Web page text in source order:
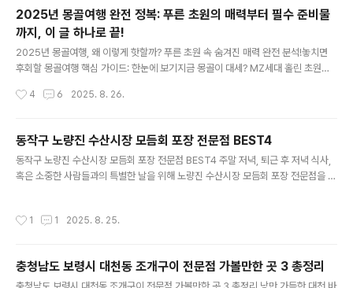
번에 소개해 드릴 곳은 단순히 눈에 띄는 유명세나 접근성만을 기준으로 삼지 않았습
니다. 실제 방문객들의 솔직..
2025년 몽골여행 완전 정복: 푸른 초원의 매력부터 필수 준비물
까지, 이 글 하나로 끝!
2025년 몽골여행, 왜 이렇게 핫할까? 푸른 초원 속 숨겨진 매력 완전 분석!놓치면
후회할 몽골여행 핵심 가이드: 한눈에 보기지금 몽골이 대세? MZ세대 홀린 초원의
핵심 여행 트렌드 파헤치기몽골 여행, 매력과 주의사항을 한눈에 비교 분석!전문가와
여행지 넘어 새로운 가능성을 품다지금 몽골이 대세? MZ세대 홀린 초원의 나라 안
녕하세요, 연예계 이슈 전문 블로거입니다만! 오늘은 잠시 렌즈를 돌려, 최근 연예인
들도 앞다퉈 떠나고 있다는 핫한 여행지, 바로 몽골여행에 대한 이야기를 해볼까 해
요. "몽..
4 6 2025. 8. 26.
동작구 노량진 수산시장 모듬회 포장 전문점 BEST4
동작구 노량진 수산시장 모듬회 포장 전문점 BEST4 주말 저녁, 퇴근 후 저녁 식사,
혹은 소중한 사람들과의 특별한 날을 위해 노량진 수산시장 모듬회 포장 전문점을 찾
는 고민에 빠지는 건 어쩌면 당연한 일일 거예요. 괜히 잘못 골랐다가 실망할까 봐 망
장 전문점을 엄선해서 소개해 드리려고 합니다. 이 글이 여러분의 정보 탐색에 시원
1 1 2025. 8. 25.
충청남도 보령시 대천동 조개구이 전문점 가볼만한 곳 3 총정리